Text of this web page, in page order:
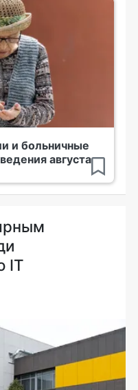
и больничные
августа
IT